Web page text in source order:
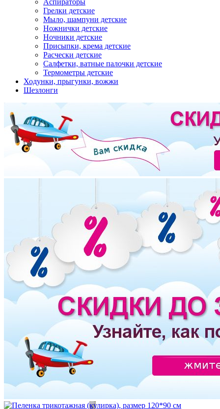
Аспираторы
Грелки детские
Мыло, шампуни детские
Ножнички детские
Ночники детские
Присыпки, крема детские
Расчески детские
Салфетки, ватные палочки детские
Термометры детские
Ходунки, прыгунки, вожжи
Шезлонги